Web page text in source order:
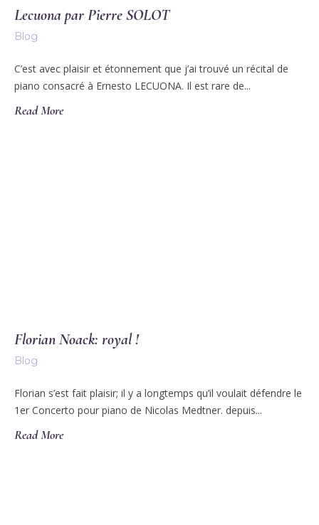
Lecuona par Pierre SOLOT
Blog
C’est avec plaisir et étonnement que j’ai trouvé un récital de
piano consacré à Ernesto LECUONA. Il est rare de...
Read More
Florian Noack: royal !
Blog
Florian s’est fait plaisir; il y a longtemps qu’il voulait défendre le
1er Concerto pour piano de Nicolas Medtner. depuis...
Read More